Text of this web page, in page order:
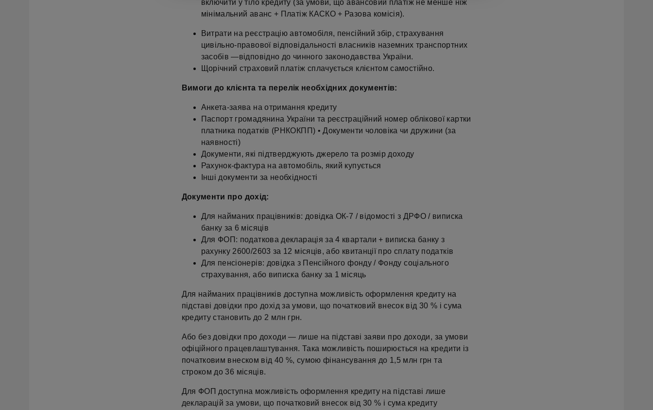
включити у тіло кредиту (за умови, що авансовий платіж не менше ніж
мінімальний аванс + Платіж КАСКО + Разова комісія).
Витрати на реєстрацію автомобіля, пенсійний збір, страхування
цивільно-правової відповідальності власників наземних транспортних
засобів —відповідно до чинного законодавства України.
Щорічний страховий платіж сплачується клієнтом самостійно.
Вимоги до клієнта та перелік необхідних документів:
Анкета-заява на отримання кредиту
Паспорт громадянина України та реєстраційний номер облікової картки
платника податків (РНКОКПП) • Документи чоловіка чи дружини (за
наявності)
Документи, які підтверджують джерело та розмір доходу
Рахунок-фактура на автомобіль, який купується
Інші документи за необхідності
Документи про дохід:
Для найманих працівників: довідка ОК-7 / відомості з ДРФО / виписка
банку за 6 місяців
Для ФОП: податкова декларація за 4 квартали + виписка банку з
рахунку 2600/2603 за 12 місяців, або квитанції про сплату податків
Для пенсіонерів: довідка з Пенсійного фонду / Фонду соціального
страхування, або виписка банку за 1 місяць
Для найманих працівників доступна можливість оформлення кредиту на
підставі довідки про дохід за умови, що початковий внесок від 30 % і сума
кредиту становить до 2 млн грн.
Або без довідки про доходи — лише на підставі заяви про доходи, за умови
офіційного працевлаштування. Така можливість поширюється на кредити із
початковим внеском від 40 %, сумою фінансування до 1,5 млн грн та
строком до 36 місяців.
Для ФОП доступна можливість оформлення кредиту на підставі лише
декларацій за умови, що початковий внесок від 30 % і сума кредиту